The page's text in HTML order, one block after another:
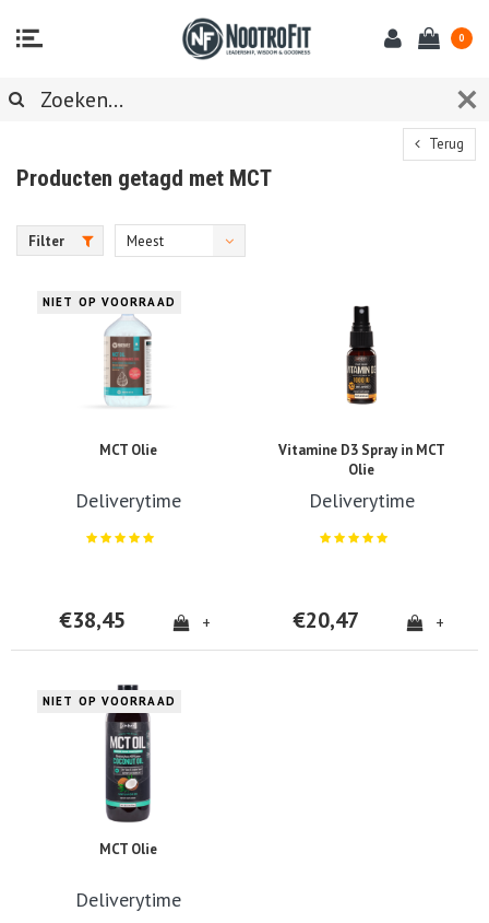
0
Terug
Producten getagd met MCT
Filter
Meest
NIET OP VOORRAAD
MCT Olie
Deliverytime
€38,45 +
Vitamine D3 Spray in MCT
Olie
Deliverytime
€20,47 +
NIET OP VOORRAAD
MCT Olie
Deliverytime